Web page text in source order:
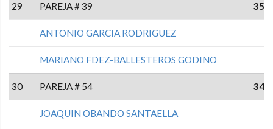
29 PAREJA # 39 35
ANTONIO GARCIA RODRIGUEZ
MARIANO FDEZ-BALLESTEROS GODINO
30 PAREJA # 54 34
JOAQUIN OBANDO SANTAELLA